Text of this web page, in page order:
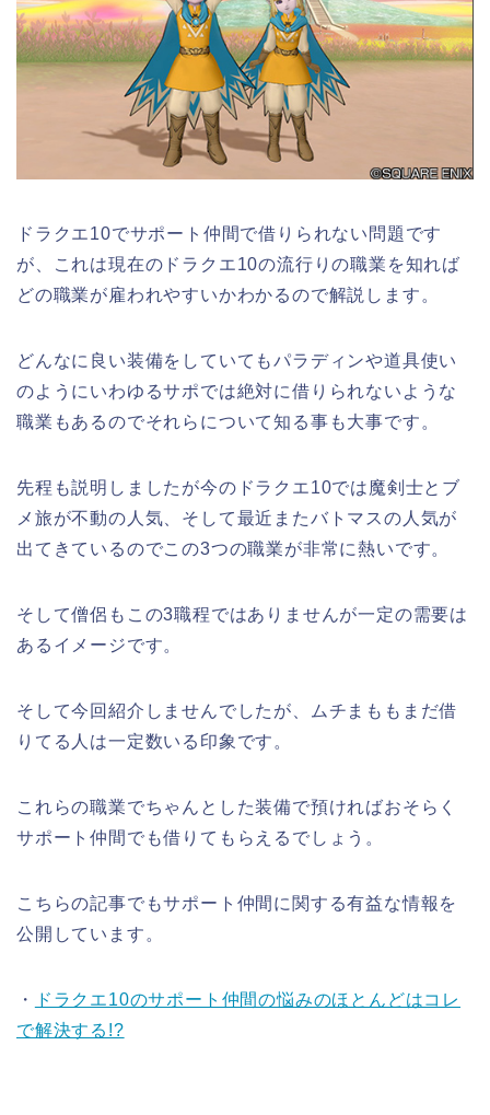
ドラクエ10でサポート仲間で借りられない問題です
が、これは現在のドラクエ10の流行りの職業を知れば
どの職業が雇われやすいかわかるので解説します。
どんなに良い装備をしていてもパラディンや道具使い
のようにいわゆるサポでは絶対に借りられないような
職業もあるのでそれらについて知る事も大事です。
先程も説明しましたが今のドラクエ10では魔剣士とブ
メ旅が不動の人気、そして最近またバトマスの人気が
出てきているのでこの3つの職業が非常に熱いです。
そして僧侶もこの3職程ではありませんが一定の需要は
あるイメージです。
そして今回紹介しませんでしたが、ムチまももまだ借
りてる人は一定数いる印象です。
これらの職業でちゃんとした装備で預ければおそらく
サポート仲間でも借りてもらえるでしょう。
こちらの記事でもサポート仲間に関する有益な情報を
公開しています。
・
ドラクエ10のサポート仲間の悩みのほとんどはコレ
で解決する!?